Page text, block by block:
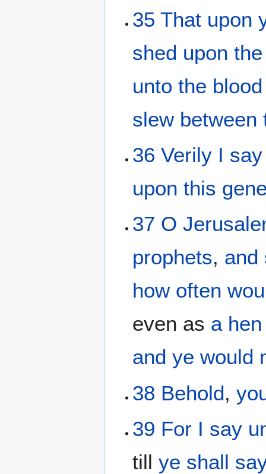
35 That upon
shed upon the
unto the blood
slew between
36 Verily I say
upon this
37 O
prophets, and
how often
even as a hen
and ye would
38 Behold,
39 For I say
tillye shall say